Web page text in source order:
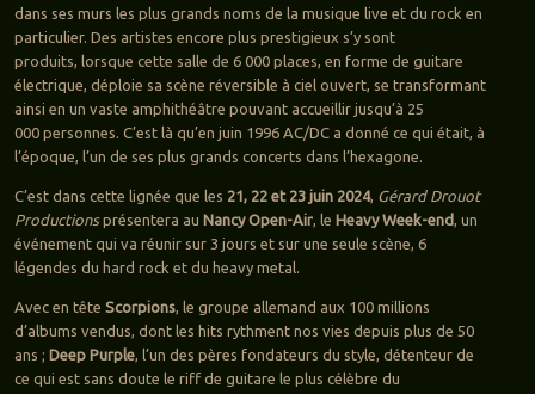
dans ses murs les plus grands noms de la musique live et du rock en
particulier. Des artistes encore plus prestigieux s’y sont
produits, lorsque cette salle de 6 000 places, en forme de guitare
électrique, déploie sa scène réversible à ciel ouvert, se transformant
ainsi en un vaste amphithéâtre pouvant accueillir jusqu’à 25
000 personnes. C’est là qu’en juin 1996 AC/DC a donné ce qui était, à
l’époque, l’un de ses plus grands concerts dans l’hexagone.
C’est dans cette lignée que les 21, 22 et 23 juin 2024, Gérard Drouot
Productionsprésentera au Nancy Open-Air, le Heavy Week-end, un
événement qui va réunir sur 3 jours et sur une seule scène, 6
légendes du hard rock et du heavy metal.
Avec en tête Scorpions, le groupe allemand aux 100 millions
d’albums vendus, dont les hits rythment nos vies depuis plus de 50
ans ; Deep Purple, l’un des pères fondateurs du style, détenteur de
ce qui est sans doute le riff de guitare le plus célèbre du